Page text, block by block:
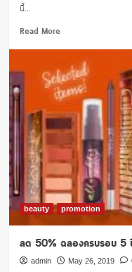
นี้...
Read MoreRead
สาย
ปิ้ง
ย่าง
ไม่
พลาด
AKA
บุฟเฟ่ต์
ลด
50%
เมื่อ
ใช้
KTC
beauty promotion
ลด 50% ฉลองครบรอบ
admin May 26, 2019